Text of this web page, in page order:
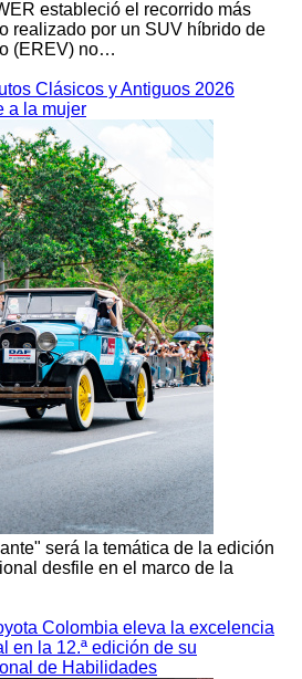
estableció el recorrido más
realizado por un SUV híbrido de
(EREV) no…
Clásicos y Antiguos 2026
a la mujer
será la temática de la edición
desfile en el marco de la
Colombia eleva la excelencia
en la 12.ª edición de su
de Habilidades